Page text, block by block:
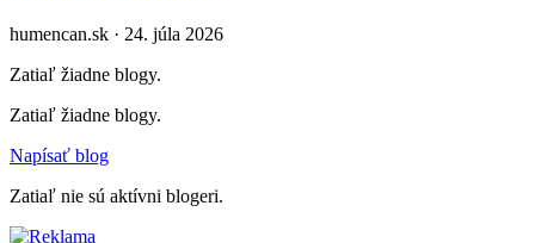
humencan.sk · 24. júla 2026
Zatiaľ žiadne blogy.
Zatiaľ žiadne blogy.
Napísať blog
Zatiaľ nie sú aktívni blogeri.